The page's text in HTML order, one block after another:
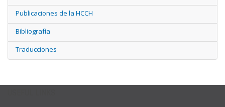
Publicaciones de la HCCH
Bibliografía
Traducciones